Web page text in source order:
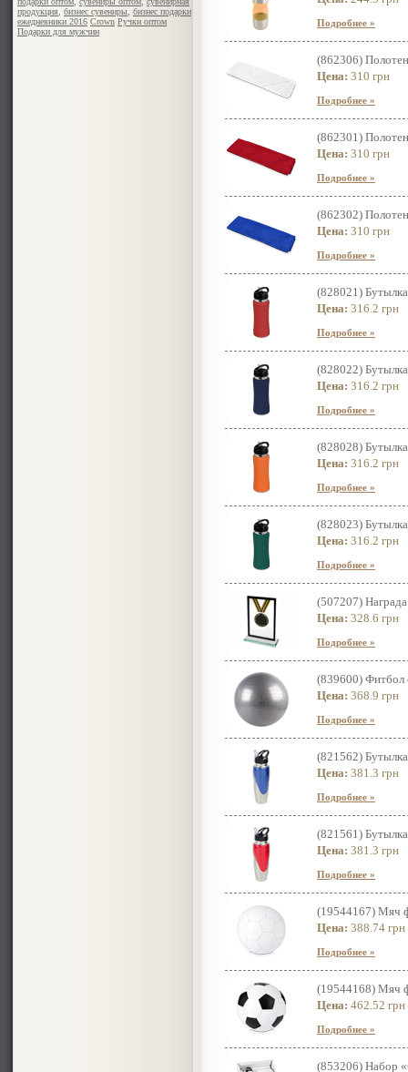
продукция бизнес сувениры бизнес подарки
ежедневники 2016 Crown Ручки оптом
Подарки для мужчин
Подробнее »
(862306)
Цена: 310 грн
Подробнее »
(862301)
Цена: 310 грн
Подробнее »
(862302)
Цена: 310 грн
Подробнее »
(828021)
Цена: 316.2 грн
Подробнее »
(828022)
Цена: 316.2 грн
Подробнее »
(828028)
Цена: 316.2 грн
Подробнее »
(828023)
Цена: 316.2 грн
Подробнее »
(507207)
Цена: 328.6 грн
Подробнее »
(839600) Фитбол
Цена: 368.9 грн
Подробнее »
(821562)
Цена: 381.3 грн
Подробнее »
(821561)
Цена: 381.3 грн
Подробнее »
(19544167) Мяч
Цена: 388.74 грн
Подробнее »
(19544168) Мяч
Цена: 462.52 грн
Подробнее »
(853206) Набор